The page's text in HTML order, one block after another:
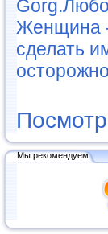
Женщина
сделать
Мы рекомендуем